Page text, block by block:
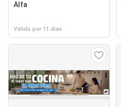
Alfa
Válido por 11 días